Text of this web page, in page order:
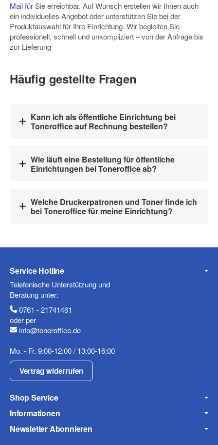
Mailfür Sie erreichbar. Auf Wunsch erstellen wir Ihnen auch
ein individuelles Angebot oder unterstützen Sie bei der
Produktauswahl für Ihre Einrichtung. Wir begleiten Sie
professionell, schnell und unkompliziert – von der Anfrage bis
zur Lieferung
Häufig gestellte Fragen
Kann ich als öffentliche Einrichtung bei
Toneroffice auf Rechnung bestellen?
Wie läuft eine Bestellung für öffentliche
Einrichtungen bei Toneroffice ab?
Welche Druckerpatronen und Toner finde ich
bei Toneroffice für meine Einrichtung?
Service Hotline
Telefonische Unterstützung und
Beratung unter:
0761 - 21741461
oder per
info@toneroffice.de
Mo. - Fr. 9:00-12:00 / 13:00-16:00
Vertrag widerrufen
Shop Service
Informationen
Newsletter Abonnieren